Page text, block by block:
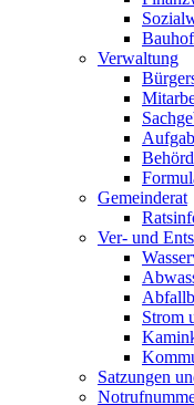
Bauhof
Verwaltung
Gemeinderat
Ver- und
Strom
Satzungen